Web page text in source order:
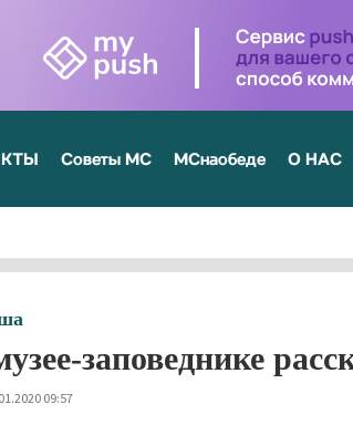
Советы МС МСнаобеде О НАС
заповеднике
09:57